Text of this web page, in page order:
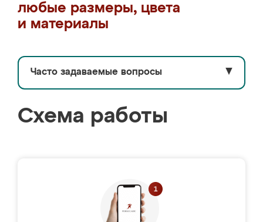
любые размеры, цвета
и материалы
Часто задаваемые вопросы ▼
Схема работы